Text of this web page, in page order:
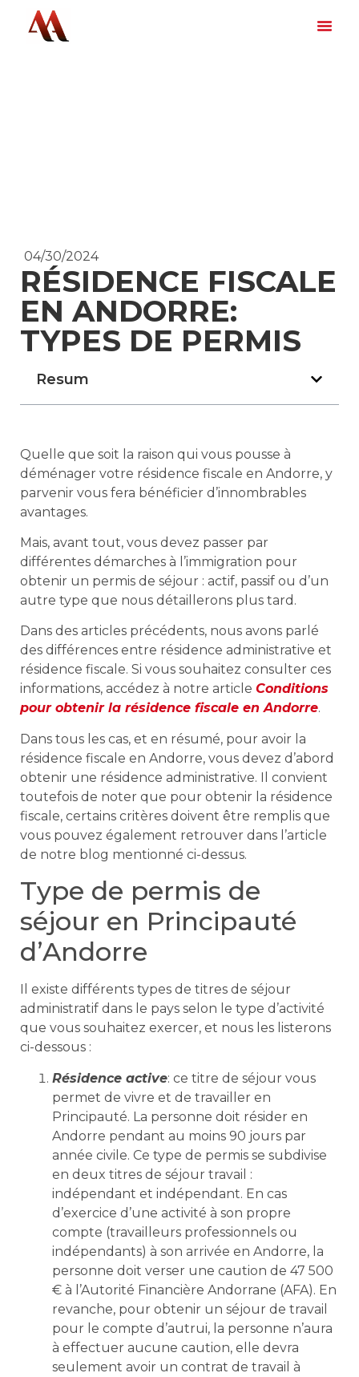
04/30/2024
RÉSIDENCE FISCALE
EN ANDORRE:
TYPES DE PERMIS
Resum
Quelle que soit la raison qui vous pousse à
déménager votre résidence fiscale en Andorre, y
parvenir vous fera bénéficier d’innombrables
avantages.
Mais, avant tout, vous devez passer par
différentes démarches à l’immigration pour
obtenir un permis de séjour : actif, passif ou d’un
autre type que nous détaillerons plus tard.
Dans des articles précédents, nous avons parlé
des différences entre résidence administrative et
résidence fiscale. Si vous souhaitez consulter ces
informations, accédez à notre article Conditions
pour obtenir la résidence fiscale en Andorre.
Dans tous les cas, et en résumé, pour avoir la
résidence fiscale en Andorre, vous devez d’abord
obtenir une résidence administrative. Il convient
toutefois de noter que pour obtenir la résidence
fiscale, certains critères doivent être remplis que
vous pouvez également retrouver dans l’article
de notre blog mentionné ci-dessus.
Type de permis de
séjour en Principauté
d’Andorre
Il existe différents types de titres de séjour
administratif dans le pays selon le type d’activité
que vous souhaitez exercer, et nous les listerons
ci-dessous :
Résidence active: ce titre de séjour vous
permet de vivre et de travailler en
Principauté. La personne doit résider en
Andorre pendant au moins 90 jours par
année civile. Ce type de permis se subdivise
en deux titres de séjour travail :
indépendant et indépendant. En cas
d’exercice d’une activité à son propre
compte (travailleurs professionnels ou
indépendants) à son arrivée en Andorre, la
personne doit verser une caution de 47 500
€ à l’Autorité Financière Andorrane (AFA). En
revanche, pour obtenir un séjour de travail
pour le compte d’autrui, la personne n’aura
à effectuer aucune caution, elle devra
seulement avoir un contrat de travail à